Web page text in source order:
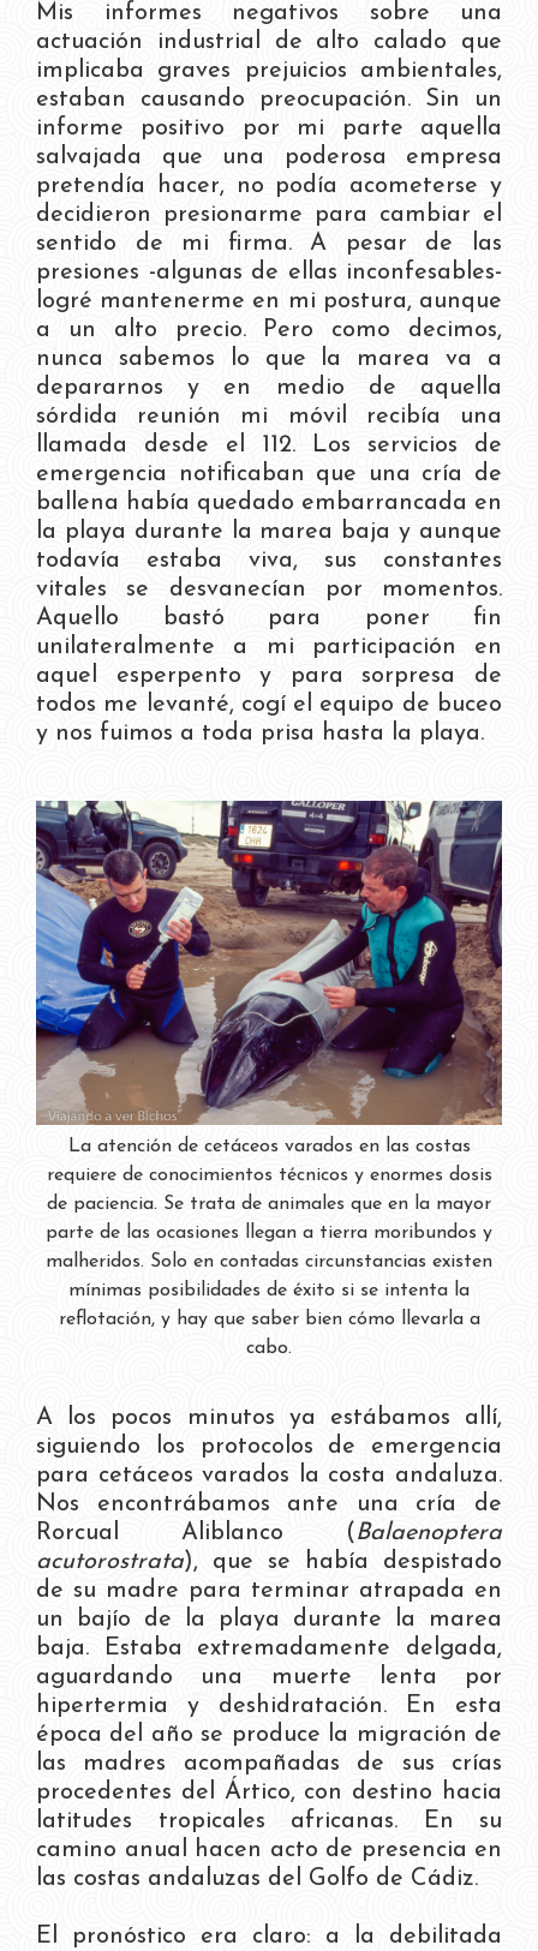
Mis informes negativos sobre una
actuación industrial de alto calado que
implicaba graves prejuicios ambientales,
estaban causando preocupación. Sin un
informe positivo por mi parte aquella
salvajada que una poderosa empresa
pretendía hacer, no podía acometerse y
decidieron presionarme para cambiar el
sentido de mi firma. A pesar de las
presiones -algunas de ellas inconfesables-
logré mantenerme en mi postura, aunque
a un alto precio. Pero como decimos,
nunca sabemos lo que la marea va a
depararnos y en medio de aquella
sórdida reunión mi móvil recibía una
llamada desde el 112. Los servicios de
emergencia notificaban que una cría de
ballena había quedado embarrancada en
la playa durante la marea baja y aunque
todavía estaba viva, sus constantes
vitales se desvanecían por momentos.
Aquello bastó para poner fin
unilateralmente a mi participación en
aquel esperpento y para sorpresa de
todos me levanté, cogí el equipo de buceo
y nos fuimos a toda prisa hasta la playa.
La atención de cetáceos varados en las costas
requiere de conocimientos técnicos y enormes dosis
de paciencia. Se trata de animales que en la mayor
parte de las ocasiones llegan a tierra moribundos y
malheridos. Solo en contadas circunstancias existen
mínimas posibilidades de éxito si se intenta la
reflotación, y hay que saber bien cómo llevarla a
cabo.
A los pocos minutos ya estábamos allí,
siguiendo los protocolos de emergencia
para cetáceos varados la costa andaluza.
Nos encontrábamos ante una cría de
Rorcual Aliblanco ( Balaenoptera
acutorostrata), que se había despistado
de su madre para terminar atrapada en
un bajío de la playa durante la marea
baja. Estaba extremadamente delgada,
aguardando una muerte lenta por
hipertermia y deshidratación. En esta
época del año se produce la migración de
las madres acompañadas de sus crías
procedentes del Ártico, con destino hacia
latitudes tropicales africanas. En su
camino anual hacen acto de presencia en
las costas andaluzas del Golfo de Cádiz.
El pronóstico era claro: a la debilitada